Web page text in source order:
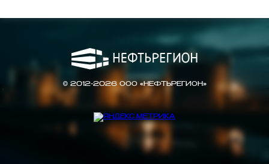
© 2012-2026 ООО «НЕФТЬРЕГИОН»